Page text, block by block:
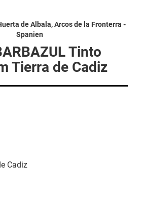
de Albala, Arcos de la Fronterra -
Spanien
Tinto
Tierra de Cadiz
Cadiz